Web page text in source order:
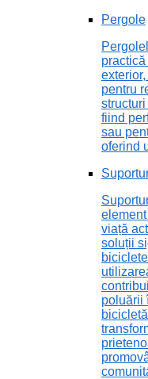
Pergole
pentru
fiind
sau
oferind
viață
soluții
poluării